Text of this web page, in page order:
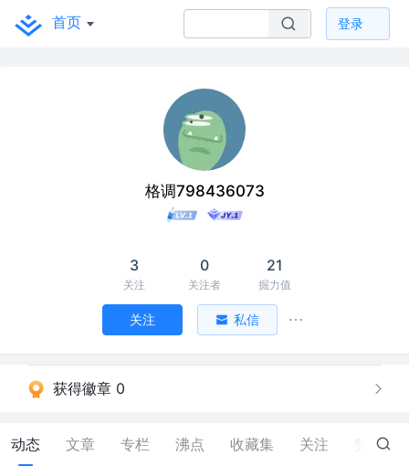
首页 登录
格调798436073
3
关注
0
关注者
21
掘力值
关注 私信
获得徽章 0
动态 文章 专栏 沸点 收藏集 关注 9